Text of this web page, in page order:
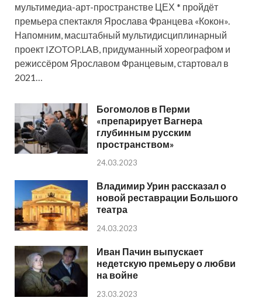
мультимедиа-арт-пространстве ЦЕХ * пройдёт
премьера спектакля Ярослава Францева «Кокон».
Напомним, масштабный мультидисциплинарный
проект IZOTOP.LAB, придуманный хореографом и
режиссёром Ярославом Францевым, стартовал в
2021…
Богомолов в Перми
«препарирует Вагнера
глубинным русским
пространством»
24.03.2023
Владимир Урин рассказал о
новой реставрации Большого
театра
24.03.2023
Иван Пачин выпускает
недетскую премьеру о любви
на войне
23.03.2023